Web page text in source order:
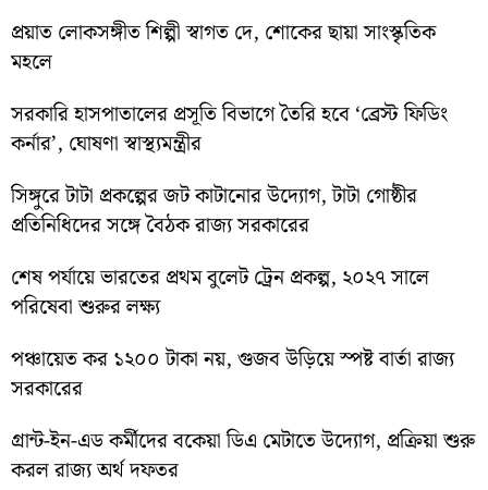
প্রয়াত লোকসঙ্গীত শিল্পী স্বাগত দে, শোকের ছায়া সাংস্কৃতিক
মহলে
সরকারি হাসপাতালের প্রসূতি বিভাগে তৈরি হবে ‘ব্রেস্ট ফিডিং
কর্নার’, ঘোষণা স্বাস্থ্যমন্ত্রীর
সিঙ্গুরে টাটা প্রকল্পের জট কাটানোর উদ্যোগ, টাটা গোষ্ঠীর
প্রতিনিধিদের সঙ্গে বৈঠক রাজ্য সরকারের
শেষ পর্যায়ে ভারতের প্রথম বুলেট ট্রেন প্রকল্প, ২০২৭ সালে
পরিষেবা শুরুর লক্ষ্য
পঞ্চায়েত কর ১২০০ টাকা নয়, গুজব উড়িয়ে স্পষ্ট বার্তা রাজ্য
সরকারের
গ্রান্ট-ইন-এড কর্মীদের বকেয়া ডিএ মেটাতে উদ্যোগ, প্রক্রিয়া শুরু
করল রাজ্য অর্থ দফতর